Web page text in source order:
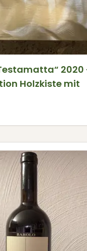
2020
Holzkiste mit